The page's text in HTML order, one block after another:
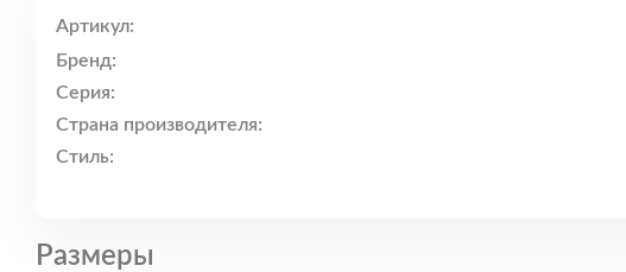
Артикул:
Бренд:
Серия:
Страна производителя:
Стиль:
Размеры